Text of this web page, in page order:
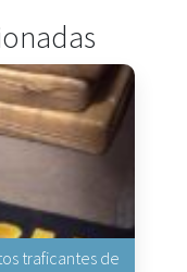
traficantes de